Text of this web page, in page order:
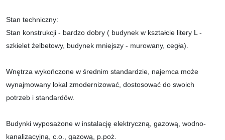
Stan techniczny:
Stan konstrukcji - bardzo dobry ( budynek w kształcie litery L -
szkielet żelbetowy, budynek mniejszy - murowany, cegła).
Wnętrza wykończone w średnim standardzie, najemca może
wynajmowany lokal zmodernizować, dostosować do swoich
potrzeb i standardów.
Budynki wyposażone w instalację elektryczną, gazową, wodno-
kanalizacyjną, c.o., gazową, p.poż.